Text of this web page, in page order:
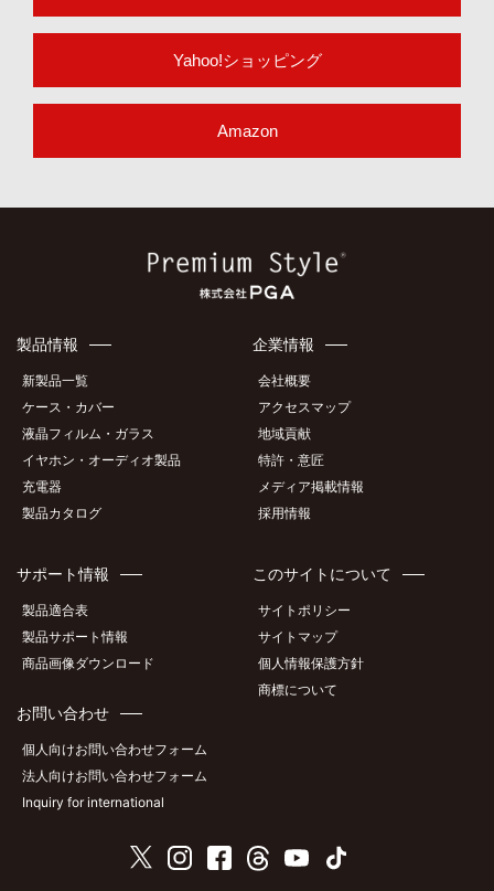
Yahoo!ショッピング
Amazon
製品情報
新製品一覧
ケース・カバー
液晶フィルム・ガラス
イヤホン・オーディオ製品
充電器
製品カタログ
企業情報
会社概要
アクセスマップ
地域貢献
特許・意匠
メディア掲載情報
採用情報
サポート情報
製品適合表
製品サポート情報
商品画像ダウンロード
お問い合わせ
個人向けお問い合わせフォーム
法人向けお問い合わせフォーム
Inquiry for international
このサイトについて
サイトポリシー
サイトマップ
個人情報保護方針
商標について